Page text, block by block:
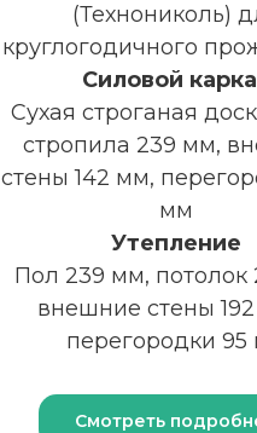
(Технониколь)
круглогодичного
Силовой
Сухая строганая
стропила 239 мм,
стены 142 мм,
мм
Утепление
Пол 239 мм, потолок
внешние стены
перегородки 95
Смотреть